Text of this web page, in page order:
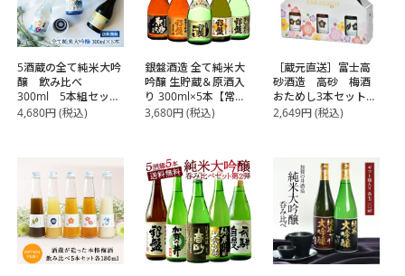
5酒蔵の全て純米大吟
醸 飲み比べ
300ml 5本組セット
【常温】【3～4営業
4,680円(税込)
銀盤酒造 全て純米大
吟醸 生貯蔵＆原酒入
り 300ml×5本【常
温】【3～4営業日以
3,680円(税込)
［蔵元直送］富士高
砂酒造 高砂 梅酒
おためし3本セット
300ml×3
2,649円(税込)